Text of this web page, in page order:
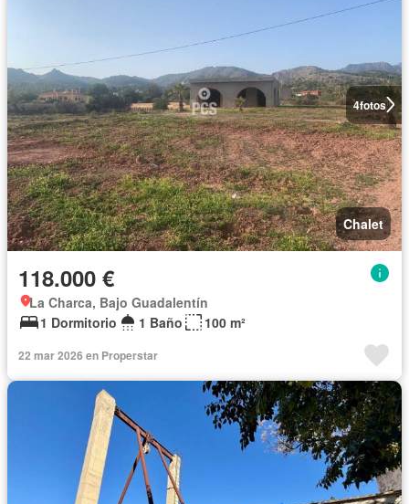
4fotos
Chalet
118.000 €
La Charca, Bajo Guadalentín
1 Dormitorio
1 Baño 100 m²
22 mar 2026 en Properstar